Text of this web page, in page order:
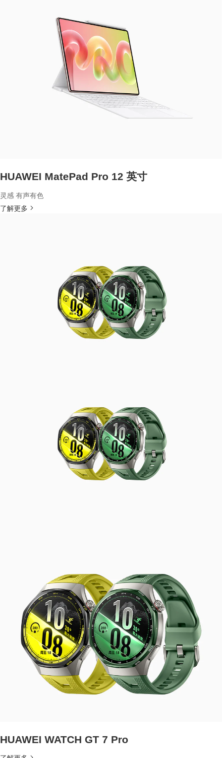
HUAWEI MatePad Pro 12 英寸
灵感 有声有色
了解更多
HUAWEI WATCH GT 7 Pro